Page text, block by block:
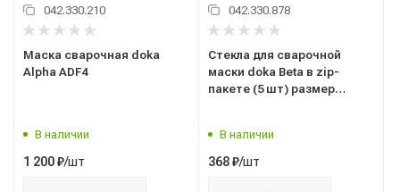
042.330.210
Маска сварочная doka
Alpha ADF4
В наличии
1 200₽/шт
042.330.878
Стекла для сварочной
маски doka Beta в zip-
пакете (5 шт) размер
В наличии
368₽/шт